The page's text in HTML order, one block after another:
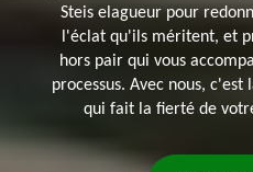
Steis elagueur pour
l'éclat qu'ils méritent, et
hors pair qui vous
processus. Avec nous,
qui fait la fierté de